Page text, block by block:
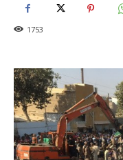
1753